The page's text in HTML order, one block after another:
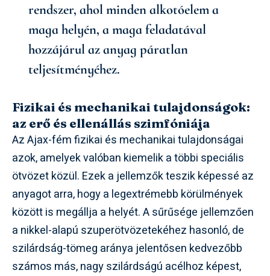
rendszer, ahol minden alkotóelem a
maga helyén, a maga feladatával
hozzájárul az anyag páratlan
teljesítményéhez.
Fizikai és mechanikai tulajdonságok:
az erő és ellenállás szimfóniája
Az Ajax-fém fizikai és mechanikai tulajdonságai
azok, amelyek valóban kiemelik a többi speciális
ötvözet közül. Ezek a jellemzők teszik képessé az
anyagot arra, hogy a legextrémebb körülmények
között is megállja a helyét. A sűrűsége jellemzően
a nikkel-alapú szuperötvözetekéhez hasonló, de
szilárdság-tömeg aránya jelentősen kedvezőbb
számos más, nagy szilárdságú acélhoz képest,